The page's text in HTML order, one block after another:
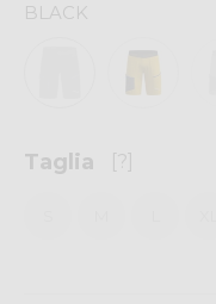
BLACK
Taglia [?]